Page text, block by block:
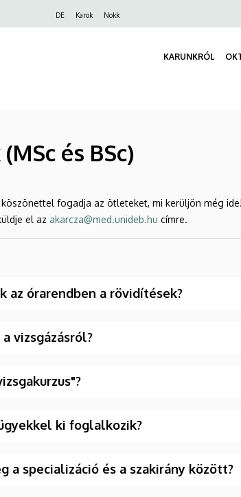
DE Karok Nokk
KARUNKRÓL
és BSc)
fogadja az ötleteket, mi kerüljön még
el az akarcza@med.unideb.hu címre.
az órarendben a rövidítések?
vizsgázásról?
ki foglalkozik?
a specializáció és a szakirány között?